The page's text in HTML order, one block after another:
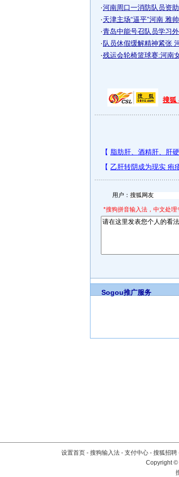
·河南周口一消防队员资
·天津主场“逼平”河南 雅
·青岛中能号召队员学习
·队员休假缓解精神紧张
·残运会轮椅篮球赛:河南
搜狐
用户：
*搜狗拼音输入法，中文处理
Sogou推广服务
设置首页 - 搜狗输入法 - 支付中心 - 搜狐招聘
Copyright©